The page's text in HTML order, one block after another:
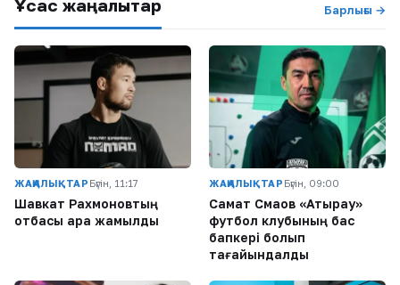
Ұқсас жаңалықтар Барлығы →
ЖАҢАЛЫҚТАР Бүгін, 11:17
Шавкат Рахмоновтың
отбасы қара жамылды
ЖАҢАЛЫҚТАР Бүгін, 09:00
Самат Смақов «Атырау»
футбол клубының бас
бапкері болып
тағайындалды